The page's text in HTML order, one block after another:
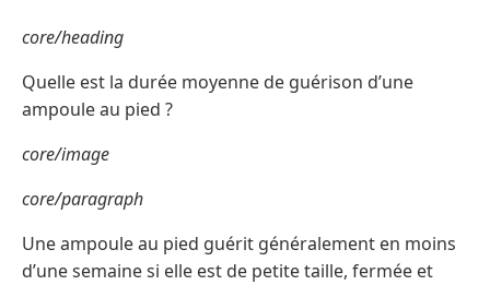
core/heading
Quelle est la durée moyenne de guérison d’une
ampoule au pied ?
core/image
core/paragraph
Une ampoule au pied guérit généralement en moins
d’une semaine si elle est de petite taille, fermée et